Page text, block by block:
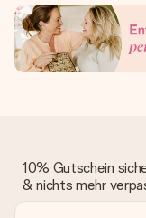
10% Gutschein
& nichts mehr